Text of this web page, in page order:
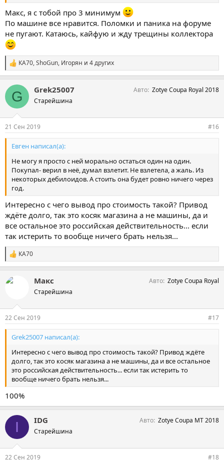
Макс, я с тобой про 3 минимум
По машине все нравится. Поломки и паника на форуме
не пугают. Катаюсь, кайфую и жду трещины коллектора
С
и
п
т
КА70,ShoGun, Игорян и 4 других
G Grek25007
Старейшина
Авто Zotye Coupa Royal 2018
21 Сен 2019 #16
Евген написал(а):
Не могу я просто с ней морально остаться один на один.
Покупал- верил в неё, думал взлетит. Не взлетела, а жаль. Из
некоторых дебилоидов. А стоить она будет ровно ничего через
год.
Интересно с чего вывод про стоимость такой? Привод
ждёте долго, так это косяк магазина а не машины, да и
все остальное это российская действительность... если
так истерить то вообще ничего брать нельзя...
С
и
п
:
КА70
Макс
Старейшина
Авто Zotye Coupa Royal
22 Сен 2019 #17
Grek25007 написал(а):
Интересно с чего вывод про стоимость такой? Привод ждёте
долго, так это косяк магазина а не машины, да и все остальное
это российская действительность... если так истерить то
вообще ничего брать нельзя...
100%
I IDG
Старейшина
Авто Zotye Coupa MT 2018
22 Сен 2019 #18